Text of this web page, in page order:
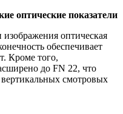
оптические показатели
изображения оптическая
обеспечивает
Кроме того,
до FN 22, что
вертикальных смотровых